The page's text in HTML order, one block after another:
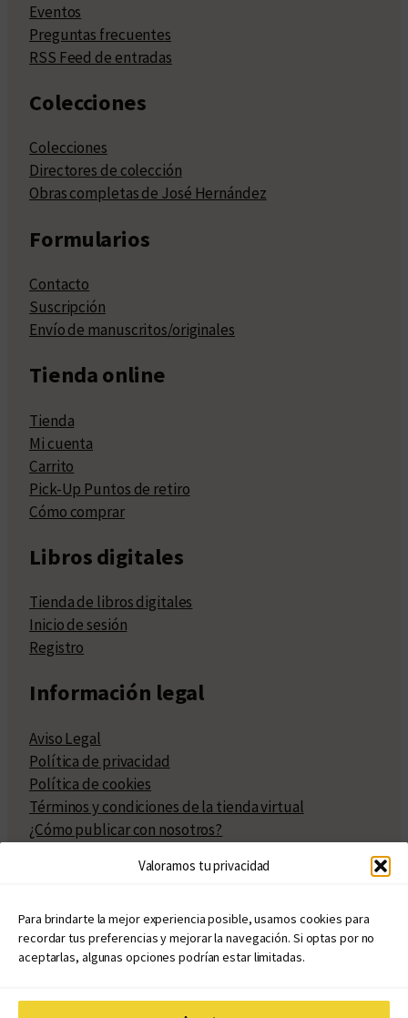
Valoramos tu privacidad
Para brindarte la mejor experiencia posible, usamos cookies para
recordar tus preferencias y mejorar la navegación. Si optas por no
aceptarlas, algunas opciones podrían estar limitadas.
Eventos
Preguntas frecuentes
RSS Feed de entradas
Colecciones
Colecciones
Directores de colección
Obras completas de José Hernández
Formularios
Contacto
Suscripción
Envío de manuscritos/originales
Tienda online
Tienda
Mi cuenta
Carrito
Pick-Up Puntos de retiro
Cómo comprar
Libros digitales
Tienda de libros digitales
Inicio de sesión
Registro
Información legal
Aviso Legal
Política de privacidad
Política de cookies
Términos y condiciones de la tienda virtual
¿Cómo publicar con nosotros?
Políticas de publicación
Políticas de coedición
Atribuciones